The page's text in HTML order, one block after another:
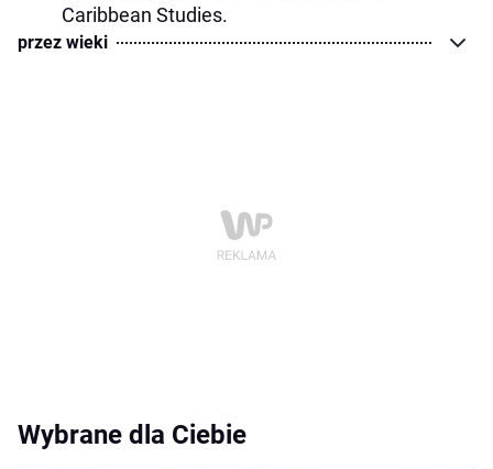
Caribbean Studies.
przez wieki
Wybrane dla Ciebie